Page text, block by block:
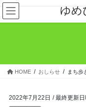
コ
ン
テ
ス
ナ
ビ
ゲ
ン
ゆめ
HOME おしらせ まち歩
2022年7月22日 / 最終更新日